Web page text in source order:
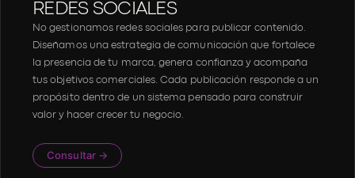
REDES SOCIALES
No gestionamos redes sociales para publicar contenido.
Diseñamos una estrategia de comunicación que fortalece
la presencia de tu marca, genera confianza y acompaña
tus objetivos comerciales. Cada publicación responde a un
propósito dentro de un sistema pensado para construir
valor y hacer crecer tu negocio.
Consultar →